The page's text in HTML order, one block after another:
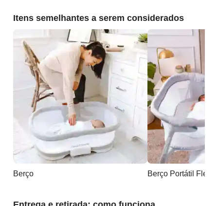
Itens semelhantes a serem considerados
Berço Berço Portátil Flex